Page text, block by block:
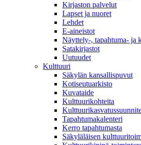
Kirjaston palvelut
Lapset ja nuoret
Lehdet
E-aineistot
Näyttely-, tapahtuma- ja
Satakirjastot
Uutuudet
Kulttuuri
Säkylän kansallispuvut
Kotiseutuarkisto
Kuvataide
Kulttuurikohteita
Tapahtumakalenteri
Kerro tapahtumasta
Säkyläläisen